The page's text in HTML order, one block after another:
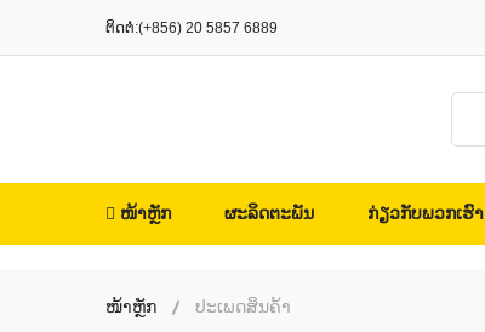
ຕິດຕໍ່:(+856) 20 5857 6889
ໜ້າຫຼັກ ຜະລິດຕະພັນ ກ່ຽວກັບພວກເຮົາ
ໜ້າຫຼັກ ປະເພດສິນຄ້າ